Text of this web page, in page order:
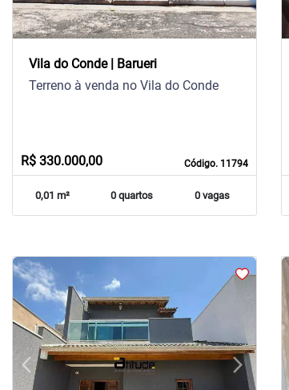
Vila do Conde | Barueri
Código. 11794
Terreno à venda no Vila do Conde
R$ 330.000,00
0,01 m² 0 quartos 0 vagas
arrow_back_iosPrevious arrow_forward_iosNext